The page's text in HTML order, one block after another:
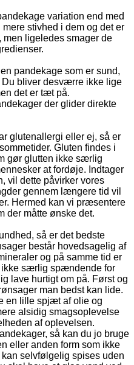
variation end med
stivhed i dem og det er
men ligeledes smager de
pandekage som er sund,
Du bliver desværre ikke lige
det er tæt på.
der glider direkte
glutenallergi eller ej, så er
Gluten findes i
gør glutten ikke særlig
at fordøje. Indtager
vil dette påvirker vores
gennem længere tid vil
Hermed kan vi præsentere
der måtte ønske det.
så er det bedste
består hovedsagelig af
og på samme tid er
særlig spændende for
lave hurtigt om på. Først og
man bedst kan lide.
en lille spjæt af olie og
alsidig smagsoplevelse
af oplevelsen.
så kan du jo bruge
eller anden form som ikke
selvfølgelig spises uden